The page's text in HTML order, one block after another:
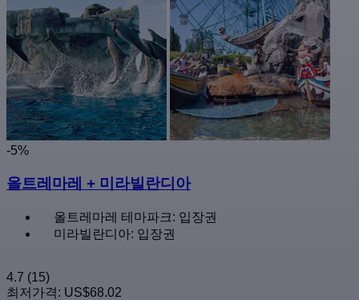
-5%
올트레마레 + 미라빌란디아
올트레마레 테마파크: 입장권
미라빌란디아: 입장권
4.7 (15)
최저가격: US$68.02